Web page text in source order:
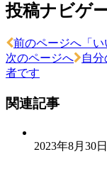
投稿ナビゲ
前のページへ 「
次のページへ
自
者です
関連記事
2023年8月30日